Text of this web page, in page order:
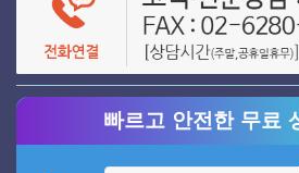
빠르고 안전한 무료